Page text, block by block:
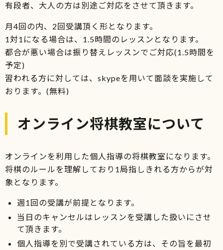
有段者、大人の方は別途ご対応をさせて頂きます。
月4回の内、2回受講頂く形となります。
1対1になる場合は、1.5時間のレッスンとなります。
都合が悪い場合は振り替えレッスンでご対応(1.5時間を
予定)
習われる方に対しては、skypeを用いて面談を実施して
おります。(無料)
オンライン将棋教室について
オンラインを利用した個人指導の将棋教室になります。
将棋のルールを理解しており1局指しきれる方からが対
象となります。
週1回の受講が前提となります。
当日のキャンセルはレッスンを受講した扱いにさせ
て頂きます。
個人指導を別で受講されている方は、その旨を最初